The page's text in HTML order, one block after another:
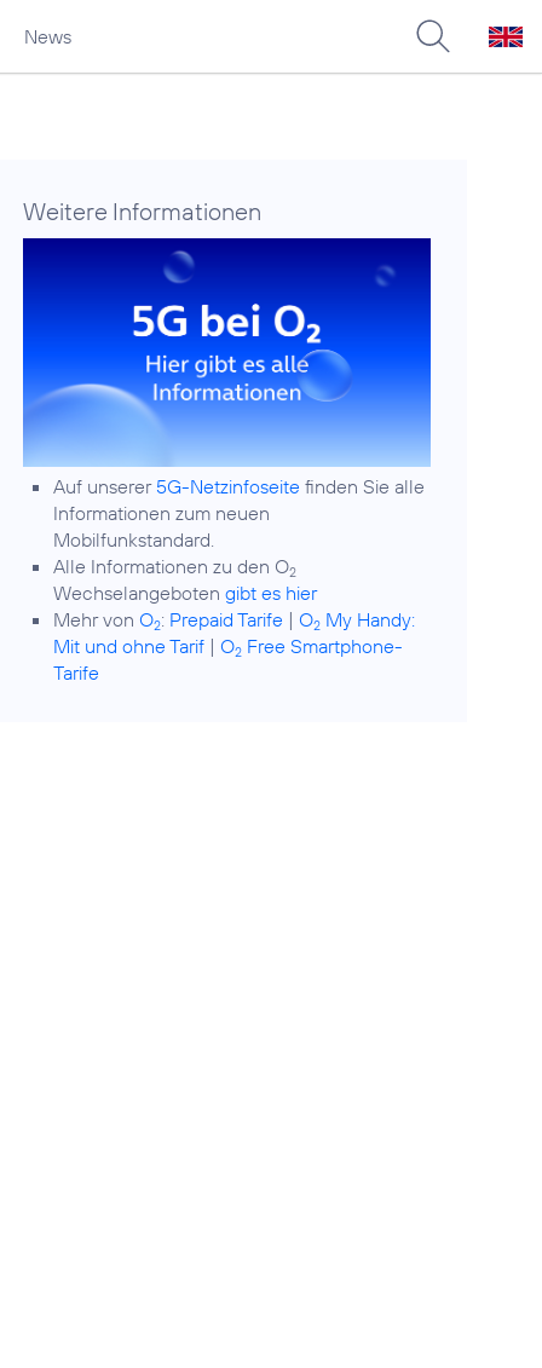
News
Weitere Informationen
Auf unserer 5G-Netzinfoseite finden Sie alle
Informationen zum neuen
Mobilfunkstandard.
Alle Informationen zu den O2
Wechselangebotengibt es hier
Mehr vonO2: Prepaid Tarife |O2 My Handy:
Mit und ohne Tarif |O2 Free Smartphone-
Tarife